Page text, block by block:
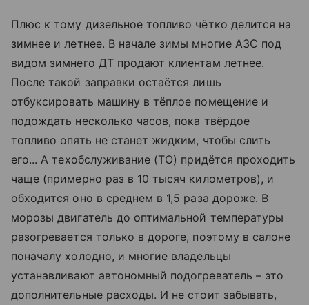
Плюс к тому дизельное топливо чётко делится на
зимнее и летнее. В начале зимы многие АЗС под
видом зимнего ДТ продают клиентам летнее.
После такой заправки остаётся лишь
отбуксировать машину в тёплое помещение и
подождать несколько часов, пока твёрдое
топливо опять не станет жидким, чтобы слить
его... А тех­обслуживание (ТО) придётся проходить
чаще (примерно раз в 10 тысяч километров), и
обходится оно в среднем в 1,5 раза дороже. В
морозы двигатель до оптимальной температуры
разогревается только в дороге, поэтому в салоне
поначалу холодно, и многие владельцы
устанавливают автономный подогреватель – это
дополнительные расходы. И не стоит забывать,